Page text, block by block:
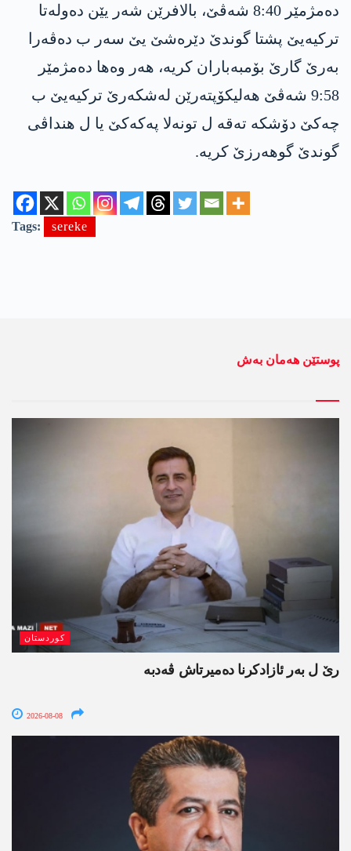
دەمژمێر 8:40 شەڤێ، بالافرێن شەر یێن دەولەتا
ترکیەیێ پشتا گوندێ دێرەشێ یێ سەر ب دەڤەرا
بەرێ گارێ بۆمبەباران کریە، هەر وەها دەمژمێر
9:58 شەڤێ هەلیکۆپتەرێن لەشکەرێ ترکیەیێ ب
چەکێ دۆشکە تەقە ل تونەلا پەکەکێ یا ل هنداڤی
گوندێ گوهەرزێ کریە.
Tags: sereke
پوستێن ھەمان بەش
کوردستان
رێ ل بەر ئازادکرنا دەمیرتاش ڤەدبە
2026-08-08